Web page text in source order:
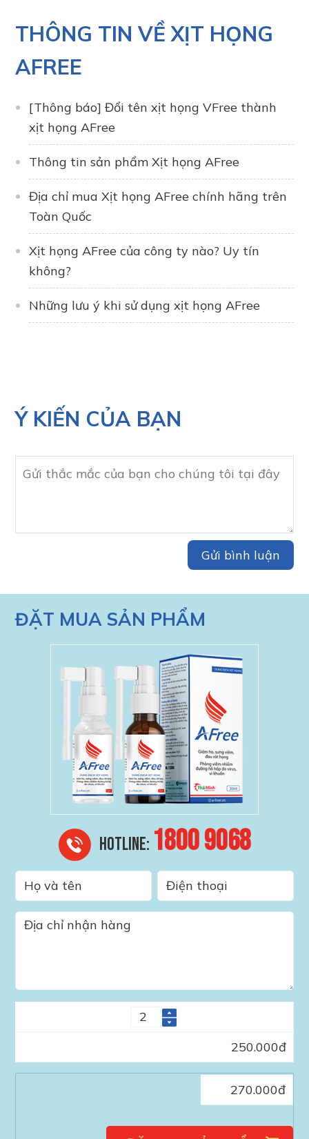
THÔNG TIN VỀ XỊT HỌNG
AFREE
[Thông báo] Đổi tên xịt họng VFree thành
xịt họng AFree
Thông tin sản phẩm Xịt họng AFree
Địa chỉ mua Xịt họng AFree chính hãng trên
Toàn Quốc
Xịt họng AFree của công ty nào? Uy tín
không?
Những lưu ý khi sử dụng xịt họng AFree
Ý KIẾN CỦA BẠN
ĐẶT MUA SẢN PHẨM
HOTLINE: 1800 9068
250.000đ
270.000đ